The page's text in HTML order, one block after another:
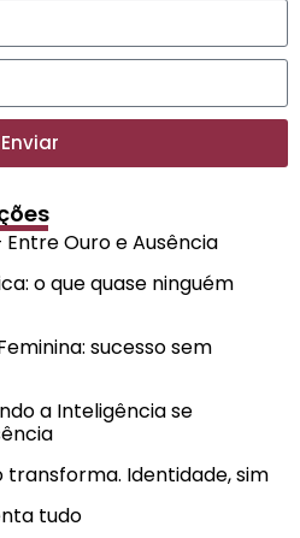
Enviar
Entre Ouro e Ausência
o que quase ninguém
sucesso sem
a Inteligência se
Identidade, sim
tudo